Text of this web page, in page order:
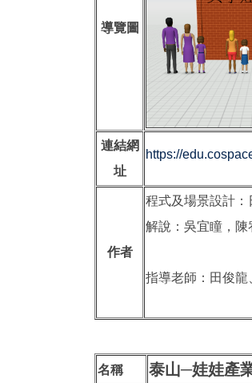
導覽圖
連結網
址
https://
作者
程式及場景設計
解說：吳宜瞳
指導老師：田俊
名稱 泰山─娃娃產